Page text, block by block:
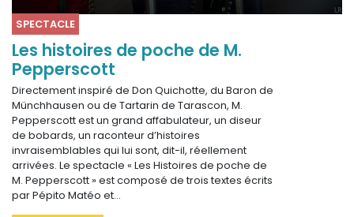
SPECTACLE
Les histoires de poche de M.
Pepperscott
Directement inspiré de Don Quichotte, du Baron de
Münchhausen ou de Tartarin de Tarascon, M.
Pepperscott est un grand affabulateur, un diseur
de bobards, un raconteur d’histoires
invraisemblables qui lui sont, dit-il, réellement
arrivées. Le spectacle « Les Histoires de poche de
M. Pepperscott » est composé de trois textes écrits
par Pépito Matéo et…